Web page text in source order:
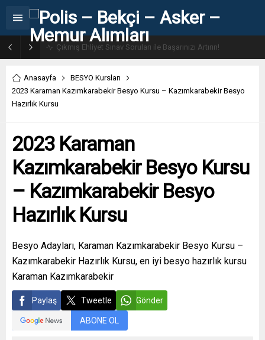
Anasayfa
BESYO Kursları
2023 Karaman Kazımkarabekir Besyo Kursu – Kazımkarabekir Besyo
Hazırlık Kursu
2023 Karaman
Kazımkarabekir Besyo Kursu
– Kazımkarabekir Besyo
Hazırlık Kursu
Besyo Adayları, Karaman Kazımkarabekir Besyo Kursu –
Kazımkarabekir Hazırlık Kursu, en iyi besyo hazırlık kursu
Karaman Kazımkarabekir
Paylaş Tweetle Gönder
ABONE OL